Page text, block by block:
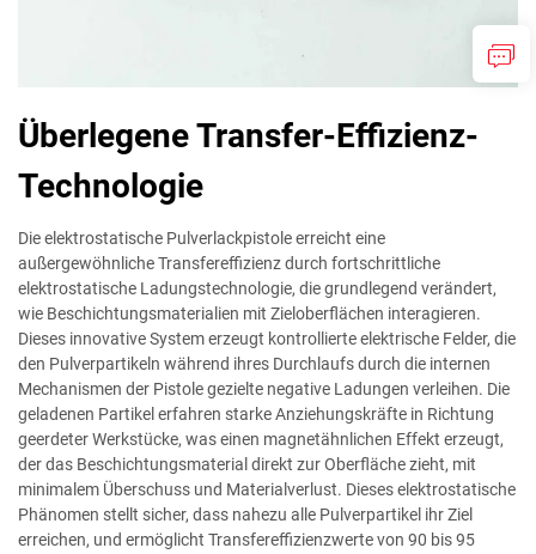
Überlegene Transfer-Effizienz-
Technologie
Die elektrostatische Pulverlackpistole erreicht eine
außergewöhnliche Transfereffizienz durch fortschrittliche
elektrostatische Ladungstechnologie, die grundlegend verändert,
wie Beschichtungsmaterialien mit Zieloberflächen interagieren.
Dieses innovative System erzeugt kontrollierte elektrische Felder, die
den Pulverpartikeln während ihres Durchlaufs durch die internen
Mechanismen der Pistole gezielte negative Ladungen verleihen. Die
geladenen Partikel erfahren starke Anziehungskräfte in Richtung
geerdeter Werkstücke, was einen magnetähnlichen Effekt erzeugt,
der das Beschichtungsmaterial direkt zur Oberfläche zieht, mit
minimalem Überschuss und Materialverlust. Dieses elektrostatische
Phänomen stellt sicher, dass nahezu alle Pulverpartikel ihr Ziel
erreichen, und ermöglicht Transfereffizienzwerte von 90 bis 95